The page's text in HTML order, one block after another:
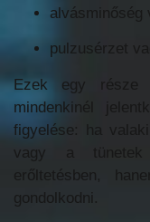
alvásminőség
pulzusérzet
Ezek egy része
mindenkinél
figyelése: ha
vagy a
erőltetésben,
gondolkodni.